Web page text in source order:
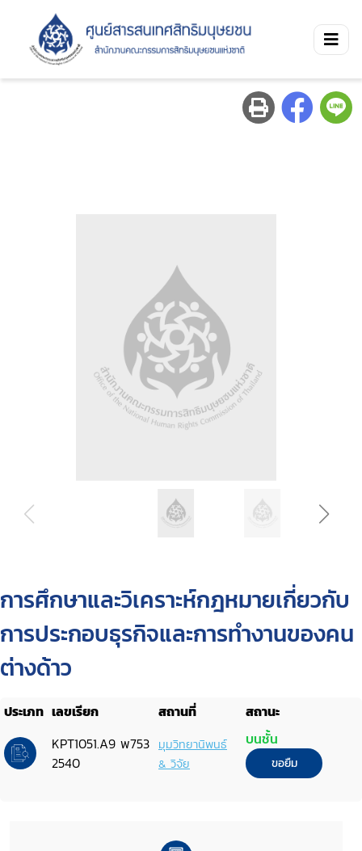
การศึกษาและวิเคราะห์กฎหมายเกี่ยวกับ
การประกอบธุรกิจและการทำงานของคน
ต่างด้าว
ประเภท เลขเรียก สถานที่
สถานะ
KPT1051.A9 พ753
2540
มุมวิทยานิพนธ์
& วิจัย
บนชั้น
ขอยืม